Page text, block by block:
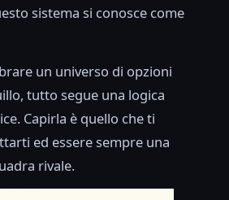
sistema si conosce come
un universo di opzioni
tutto segue una logica
Capirla è quello che ti
ed essere sempre una
rivale.